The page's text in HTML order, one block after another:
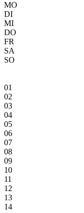
MO
DI
MI
DO
FR
SA
SO
01
02
03
04
05
06
07
08
09
10
11
12
13
14